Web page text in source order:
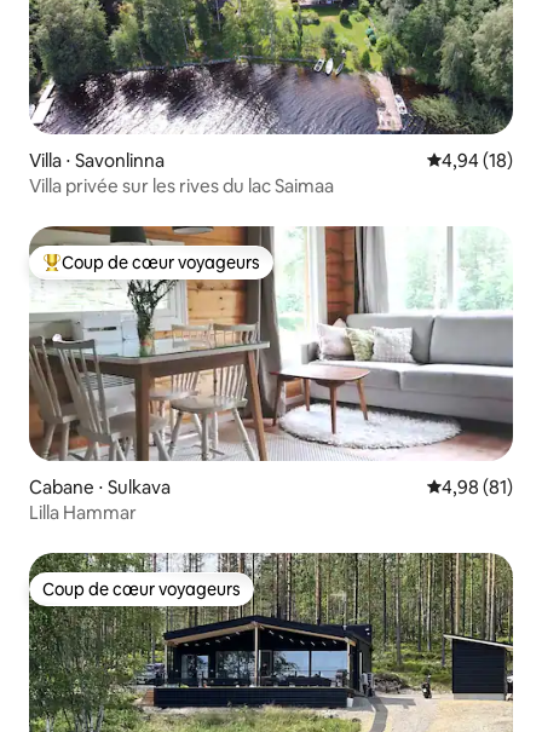
Villa ⋅ Savonlinna Évaluation
4,94 (18)
Villa privée sur les rives du lac Saimaa
Coups de cœur voyageurs les plus appréciés
Coup de cœur voyageurs
Cabane ⋅ Sulkava Évaluation
4,98 (81)
Lilla Hammar
Coup de cœur voyageurs
Coup de cœur voyageurs